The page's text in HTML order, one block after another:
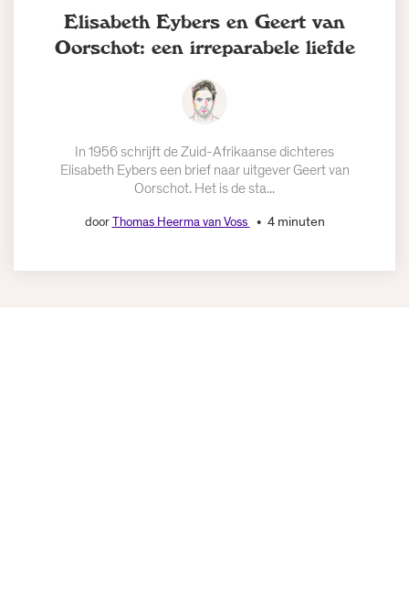
Elisabeth Eybers en Geert van
Oorschot: een irreparabele liefde
In 1956 schrijft de Zuid-Afrikaanse dichteres
Elisabeth Eybers een brief naar uitgever Geert van
Oorschot. Het is de sta...
doorThomas Heerma van Voss 4 minuten